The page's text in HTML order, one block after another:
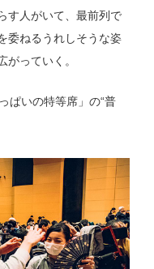
す人がいて、最前列で
委ねるうれしそうな姿
がっていく。
ぱいの特等席」の“普